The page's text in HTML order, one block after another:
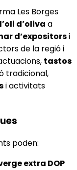
Les Borges
d’oliva a
d’expositorsi
de la regió i
tastos
tradicional,
i activitats
poden:
extra DOP